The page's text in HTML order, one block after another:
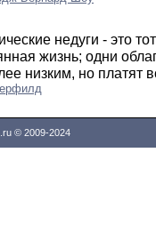
недуги - это
жизнь; одни
низким, но платят
© 2009-2024